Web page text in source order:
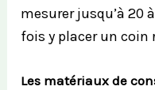
mesurer jusqu’à 20
fois y placer un coin
Les matériaux de